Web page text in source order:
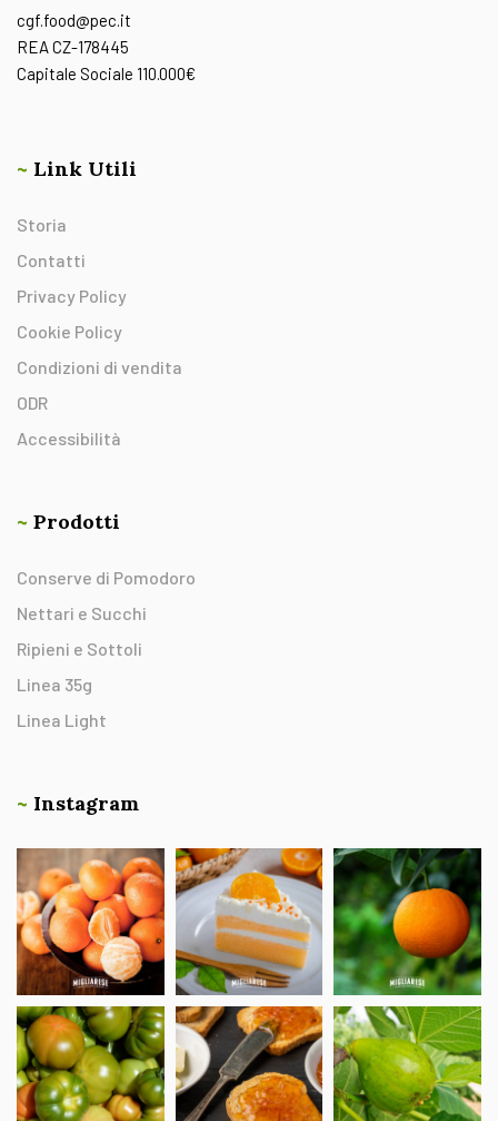
cgf.food@pec.it
REA CZ-178445
Capitale Sociale 110.000€
~ Link Utili
Storia
Contatti
Privacy Policy
Cookie Policy
Condizioni di vendita
ODR
Accessibilità
~ Prodotti
Conserve di Pomodoro
Nettari e Succhi
Ripieni e Sottoli
Linea 35g
Linea Light
~ Instagram